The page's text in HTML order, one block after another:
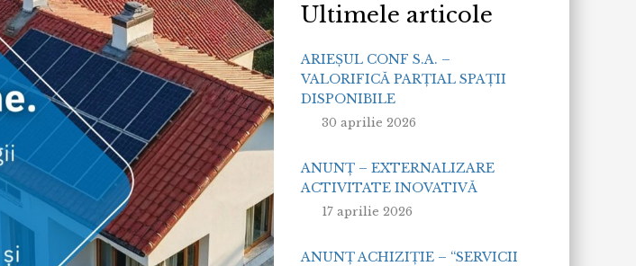
Ultimele articole
ARIEȘUL CONF S.A. –
VALORIFICĂ PARȚIAL SPAȚII
DISPONIBILE
30 aprilie 2026
ANUNȚ – EXTERNALIZARE
ACTIVITATE INOVATIVĂ
17 aprilie 2026
ANUNȚ ACHIZIȚIE – “SERVICII